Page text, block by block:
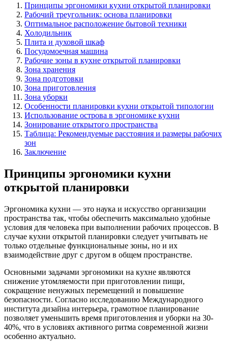
Принципы эргономики кухни открытой планировки
Рабочий треугольник: основа планировки
Оптимальное расположение бытовой техники
Холодильник
Плита и духовой шкаф
Посудомоечная машина
Рабочие зоны в кухне открытой планировки
Зона хранения
Зона подготовки
Зона приготовления
Зона уборки
Особенности планировки кухни открытой типологии
Использование острова в эргономике кухни
Зонирование открытого пространства
Таблица: Рекомендуемые расстояния и размеры рабочих
зон
Заключение
Принципы эргономики кухни
открытой планировки
Эргономика кухни — это наука и искусство организации
пространства так, чтобы обеспечить максимально удобные
условия для человека при выполнении рабочих процессов. В
случае кухни открытой планировки следует учитывать не
только отдельные функциональные зоны, но и их
взаимодействие друг с другом в общем пространстве.
Основными задачами эргономики на кухне являются
снижение утомляемости при приготовлении пищи,
сокращение ненужных перемещений и повышение
безопасности. Согласно исследованию Международного
института дизайна интерьера, грамотное планирование
позволяет уменьшить время приготовления и уборки на 30-
40%, что в условиях активного ритма современной жизни
особенно актуально.